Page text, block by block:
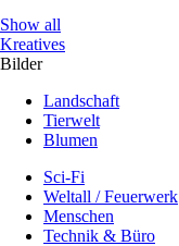
Show all
Kreatives
Bilder
Landschaft
Tierwelt
Blumen
Sci-Fi
Weltall / Feuerwerk
Menschen
Technik & Büro